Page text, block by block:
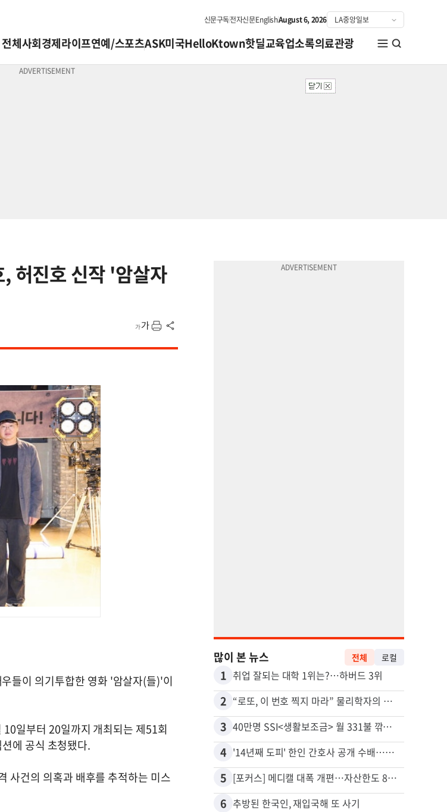
신문구독전자신문EnglishAugust 6, 2026
전체사회경제라이프연예/스포츠ASK미국HelloKtown핫딜교육업소록의료관광
허진호 신작 '암살자
들이 의기투합한 영화 '암살자(들)'이
일부터 20일까지 개최되는 제51회
에 공식 초청됐다.
사건의 의혹과 배후를 추적하는 미스
많이 본 뉴스 전체 로컬
1 취업 잘되는 대학 1위는?…하버드 3위
2 “로또, 이 번호 찍지 마라” 물리학자의 당첨금 높이는 비밀
3 40만명 SSI<생활보조금> 월 331불 깎이나
4 '14년째 도피' 한인 간호사 공개 수배…메디케어 사기 유죄
5 [포커스] 메디캘 대폭 개편…자산한도 84% 축소
6 추방된 한국인, 재입국해 또 사기